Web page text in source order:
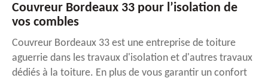
Couvreur Bordeaux 33 pour l’isolation de
vos combles
Couvreur Bordeaux 33 est une entreprise de toiture
aguerrie dans les travaux d'isolation et d'autres travaux
dédiés à la toiture. En plus de vous garantir un confort